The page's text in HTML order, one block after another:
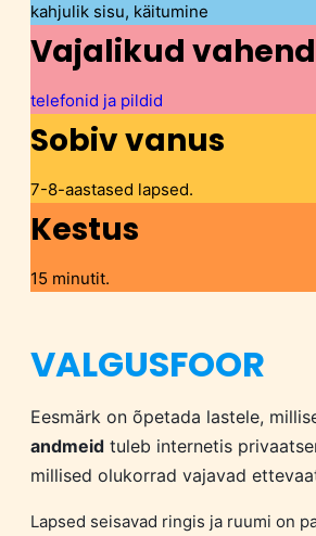
kahjulik sisu, käitumine
Vajalikud
telefonid ja pildid
Sobiv vanus
7-8-aastased lapsed.
Kestus
15 minutit.
VALGUSFOOR
Eesmärk on õpetada lastele,
andmeid tuleb internetis
millised olukorrad vajavad
Lapsed seisavad ringis ja ruumi on